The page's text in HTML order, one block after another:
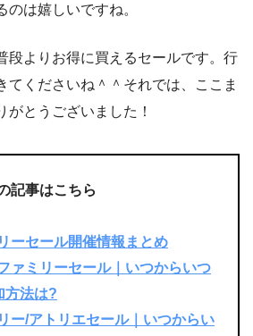
のは嬉しいですね。
段よりお得に買えるセールです。行
てくださいね＾＾それでは、ここま
がとうございました！
記事はこちら
ーセール開催情報まとめ
ァミリーセール｜いつからいつ
方法は?
ー/アトリエセール｜いつからい